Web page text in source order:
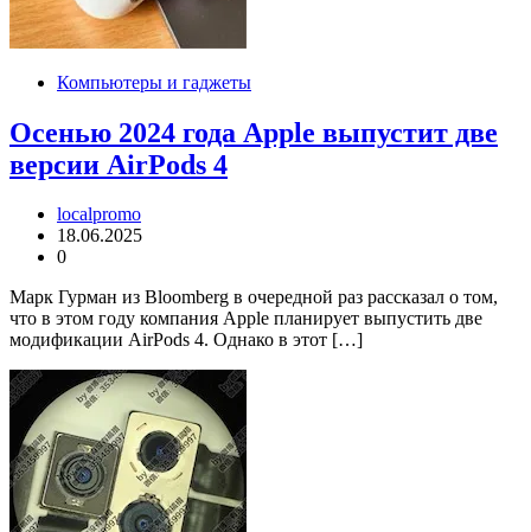
Компьютеры и гаджеты
Осенью 2024 года Apple выпустит две
версии AirPods 4
localpromo
18.06.2025
0
Марк Гурман из Bloomberg в очередной раз рассказал о том,
что в этом году компания Apple планирует выпустить две
модификации AirPods 4. Однако в этот […]